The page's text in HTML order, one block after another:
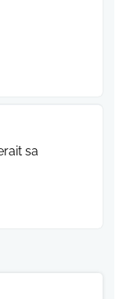
sa